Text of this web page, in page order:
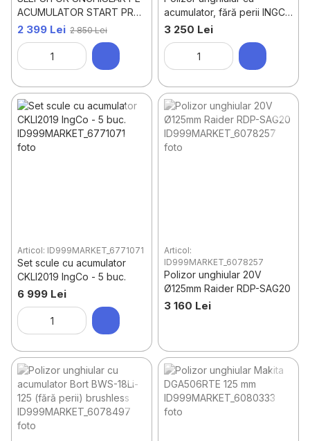
ACUMULATOR START PRO
SAG2-21 / 2B BRUSHLESS
2 399 Lei 2 850 Lei
acumulator, fără perii INGCO
CAGLI201158, 20 V 2x4,0 Ah
3 250 Lei
Articol: ID999MARKET_6771071
Set scule cu acumulator
CKLI2019 IngCo - 5 buc.
6 999 Lei
Articol:
ID999MARKET_6078257
Polizor unghiular 20V
Ø125mm Raider RDP-SAG20
3 160 Lei